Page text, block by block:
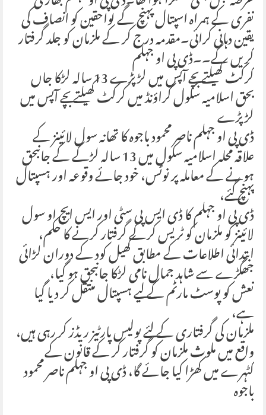
نفری کے ہمراہ اسپتال پہنچ گے لواحقین کو انصاف کی
یقین دہانی کرائی۔مقدمہ درج کر کے ملزمان کو جلد گرفتار
کریں گے۔۔ڈی پی او جہلم کرکٹ کھیلتے بچے آپس میں لڑ پڑے 13 سالہ لڑکا جاں
بحق اسلامیہ سکول گراؤنڈ میں کرکٹ کھیلتے بچے آپس میں
لڑ پڑے
ڈی پی او جہلم ناصر محمود باجوہ کا تھانہ سول لائینز کے
علاقہ محلہ اسلامیہ سکول میں 13 سالہ لڑکے کے جانبحق
ہونے کے معاملہ پر نوٹس، خود جائے وقوعہ اور ہسپتال
پہنچ گئے،
ڈی پی او جہلم کا ڈی ایس پی سٹی اور ایس ایچ او سول
لائینز کو ملزمان کو ٹریس کرکے گرفتار کرنے کا حکم،
ابتدائی اطلاعات کے مطابق کھیل کود کے دوران لڑائی
جھگڑے سے شاہد جمال نامی لڑکا جانبحق ہو گیا،
نعش کو پوسٹ مارٹم کے لیے ہسپتال منتقل کر دیا گیا
ہے،
ملزمان کی گرفتاری کے لئے پولیس پارٹیز ریڈز کر رہی ہیں،
واقع میں ملوث ملزمان کو گرفتار کر کے قانون کے
کٹہرے میں کھڑا کیا جائے گا، ڈی پی او جہلم ناصر محمود
باجوہ